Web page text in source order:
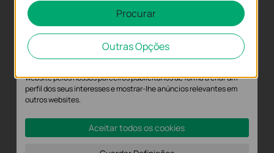
Procurar
Outras Opções
Cookies de Análise e Marketing
nosso website para melhorar e ajustar a funcionalidade do nosso
website.
website pelos nossos parceiros publicitários de forma a criar um
perfil dos seus interesses e mostrar-lhe anúncios relevantes em
outros websites.
Aceitar todos os cookies